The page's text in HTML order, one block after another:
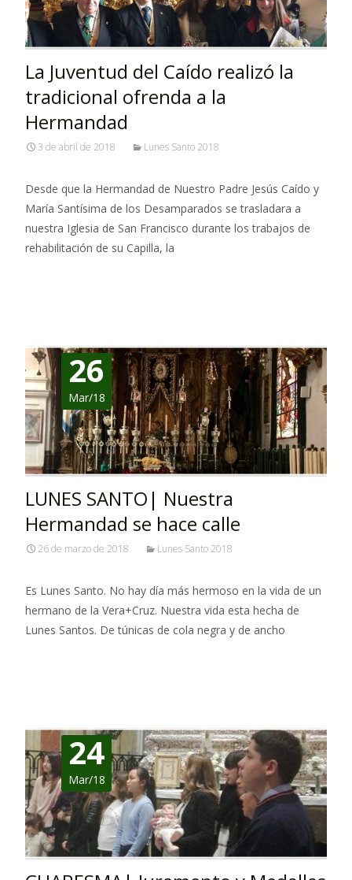
La Juventud del Caído realizó la
tradicional ofrenda a la
Hermandad
3 de abril de 2018 Lunes Santo 2018
Desde que la Hermandad de Nuestro Padre Jesús Caído y
María Santísima de los Desamparados se trasladara a
nuestra Iglesia de San Francisco durante los trabajos de
rehabilitación de su Capilla, la
26
Mar/18
LUNES SANTO| Nuestra
Hermandad se hace calle
26 de marzo de 2018 Lunes Santo 2018
Es Lunes Santo. No hay día más hermoso en la vida de un
hermano de la Vera+Cruz. Nuestra vida esta hecha de
Lunes Santos. De túnicas de cola negra y de ancho
24
Mar/18